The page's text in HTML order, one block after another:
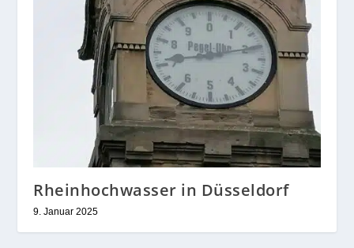
Rheinhochwasser in Düsseldorf
9. Januar 2025